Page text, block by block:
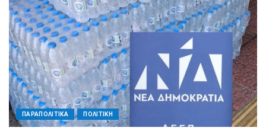
ΠΑΡΑΠΟΛΙΤΙΚΑ ΠΟΛΙΤΙΚΗ